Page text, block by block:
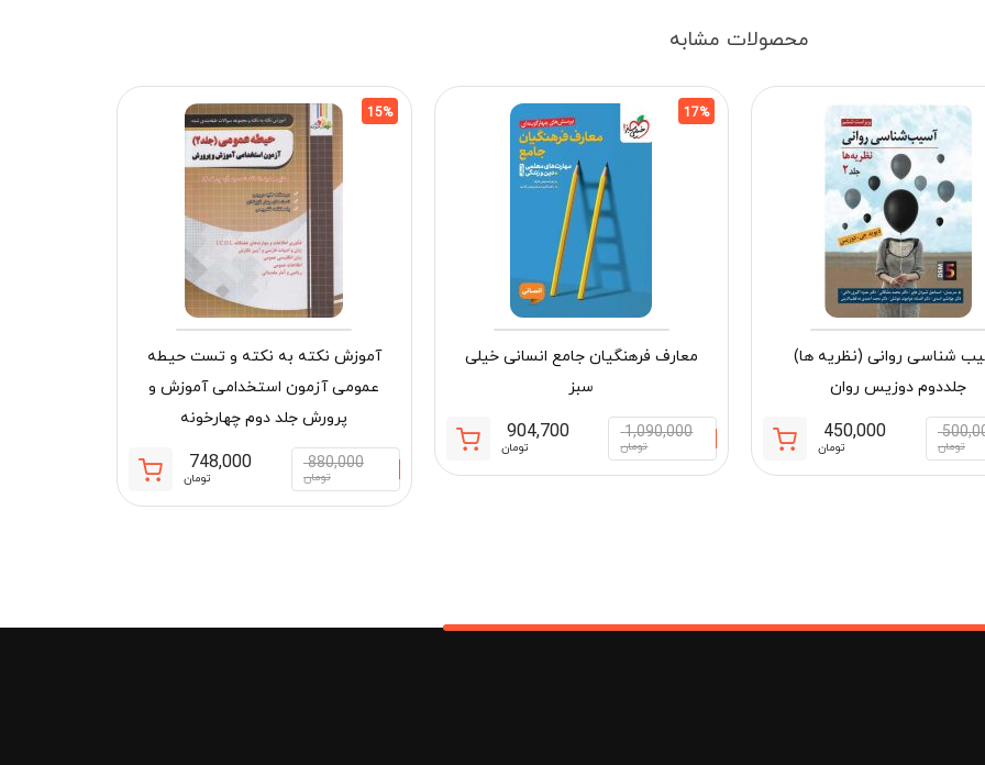
محصولات مشابه
شناسی روانی (نظریه ها)
جلددوم دوزیس روان
تومان
اصلی:
450,000
تومان
فعلی:
17%
معارف فرهنگیان جامع انسانی خیلی
سبز
1,090,000
تومان
اصلی:
1,090,000 تومان
904,700
تومان
فعلی:
904,700 تومان.
15%
آموزش نکته به نکته و تست حیطه
عمومی آزمون استخدامی آموزش و
پرورش جلد دوم چهارخونه
880,000
تومان
اصلی:
748,000
تومان
فعلی: